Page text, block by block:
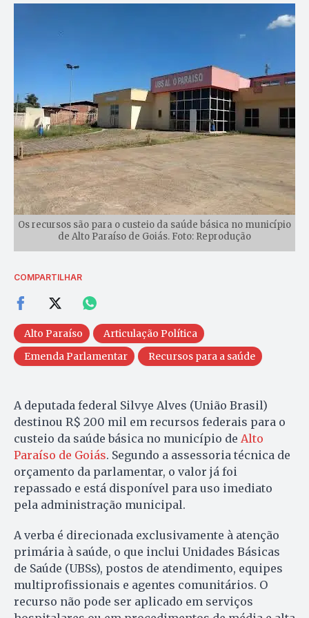
Os recursos são para o custeio da saúde básica no município
de Alto Paraíso de Goiás. Foto: Reprodução
COMPARTILHAR
Alto Paraíso
Articulação Política
Emenda Parlamentar
Recursos para a saúde
A deputada federal Silvye Alves (União Brasil)
destinou R$ 200 mil em recursos federais para o
custeio da saúde básica no município de Alto
Paraíso de Goiás. Segundo a assessoria técnica de
orçamento da parlamentar, o valor já foi
repassado e está disponível para uso imediato
pela administração municipal.
A verba é direcionada exclusivamente à atenção
primária à saúde, o que inclui Unidades Básicas
de Saúde (UBSs), postos de atendimento, equipes
multiprofissionais e agentes comunitários. O
recurso não pode ser aplicado em serviços